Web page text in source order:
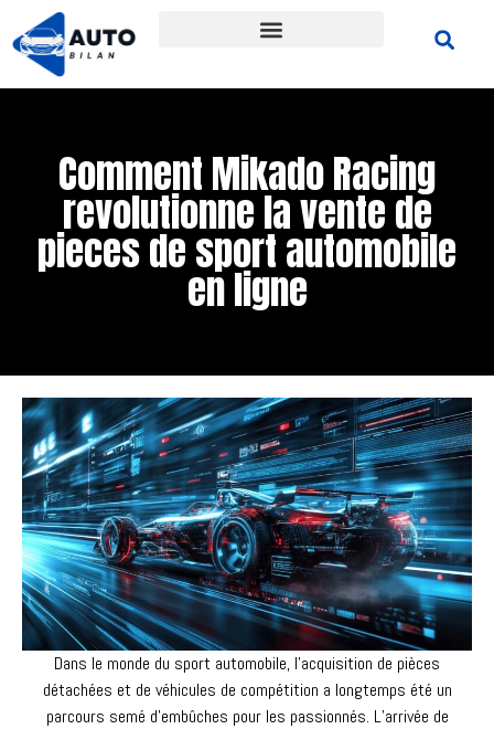
Comment Mikado Racing
revolutionne la vente de
pieces de sport automobile
en ligne
Dans le monde du sport automobile, l’acquisition de pièces
détachées et de véhicules de compétition a longtemps été un
parcours semé d’embûches pour les passionnés. L’arrivée de